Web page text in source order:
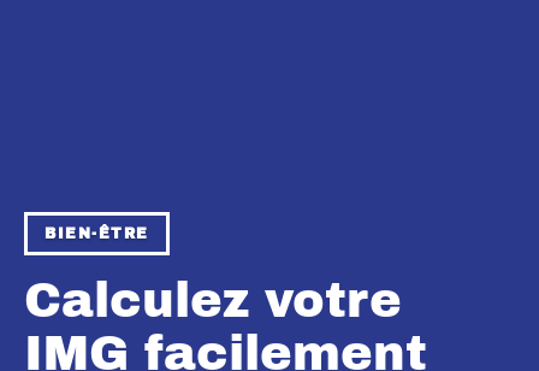
BIEN-ÊTRE
Calculez votre
IMG facilement